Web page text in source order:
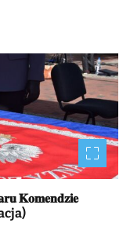
𝐊𝐨𝐦𝐞𝐧𝐝𝐳𝐢𝐞